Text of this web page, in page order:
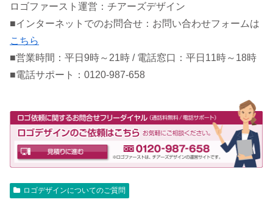
ロゴファースト運営：チアーズデザイン
■インターネットでのお問合せ：お問い合わせフォームは
こちら
■営業時間：平日9時～21時 / 電話窓口：平日11時～18時
■電話サポート：0120-987-658
ロゴデザインについてのご質問